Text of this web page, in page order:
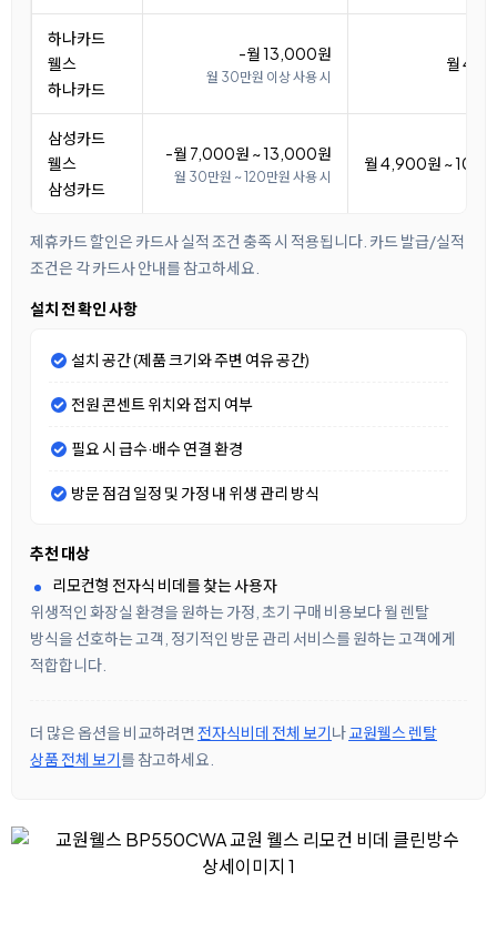
하나카드
웰스
하나카드
-월 13,000원
월 30만원 이상 사용 시
월
삼성카드
웰스
삼성카드
-월 7,000원 ~ 13,000원
월 30만원 ~ 120만원 사용 시
월 4,900원 ~
제휴카드 할인은 카드사 실적 조건 충족 시 적용됩니다. 카드 발급/실적
조건은 각 카드사 안내를 참고하세요.
설치 전 확인 사항
설치 공간 (제품 크기와 주변 여유 공간)
전원 콘센트 위치와 접지 여부
필요 시 급수·배수 연결 환경
방문 점검 일정 및 가정 내 위생 관리 방식
추천 대상
리모컨형 전자식 비데를 찾는 사용자
위생적인 화장실 환경을 원하는 가정, 초기 구매 비용보다 월 렌탈
방식을 선호하는 고객, 정기적인 방문 관리 서비스를 원하는 고객에게
적합합니다.
더 많은 옵션을 비교하려면 전자식비데 전체 보기나교원웰스 렌탈
상품 전체 보기를 참고하세요.